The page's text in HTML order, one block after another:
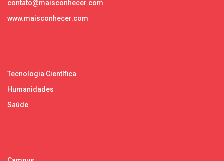
contato@maisconhecer.com
www.maisconhecer.com
Tecnologia Científica
Humanidades
Saúde